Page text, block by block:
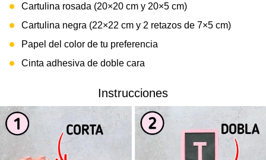
Cartulina rosada (20×20 cm y 20×5 cm)
Cartulina negra (22×22 cm y 2 retazos de 7×5 cm)
Papel del color de tu preferencia
Cinta adhesiva de doble cara
Instrucciones